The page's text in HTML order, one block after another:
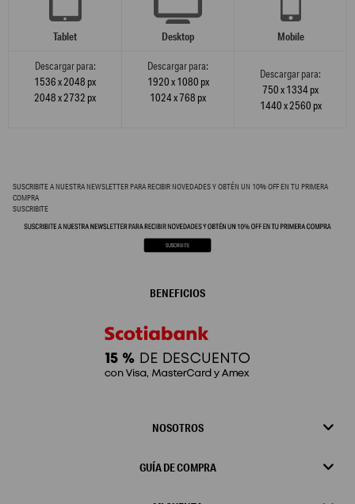
Tablet Desktop Mobile
Descargar para:
1536 x 2048 px
2048 x 2732 px
Descargar para:
1920 x 1080 px
1024 x 768 px
Descargar para:
750 x 1334 px
1440 x 2560 px
SUSCRIBITE A NUESTRA NEWSLETTER PARA RECIBIR NOVEDADES Y OBTÉN UN 10% OFF EN TU PRIMERA
COMPRA
SUSCRIBITE
NOSOTROS
GUÍA DE COMPRA
BENEFICIOS